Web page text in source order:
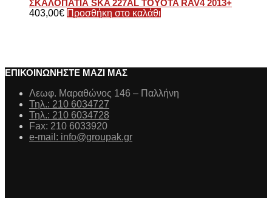
ΣΚΑΛΟΠΑΤΙΑ SKA 227AL TOYOTA RAV4 2013+
403,00€ Προσθήκη στο καλάθι
ΕΠΙΚΟΙΝΩΝΗΣΤΕ ΜΑΖΙ ΜΑΣ
Λεωφ. Μαραθώνος 146 – Παλλήνη
Τηλ.: 210 6034727
Τηλ.: 210 6034728
Fax: 210 6033920
e-mail: info@groupak.gr